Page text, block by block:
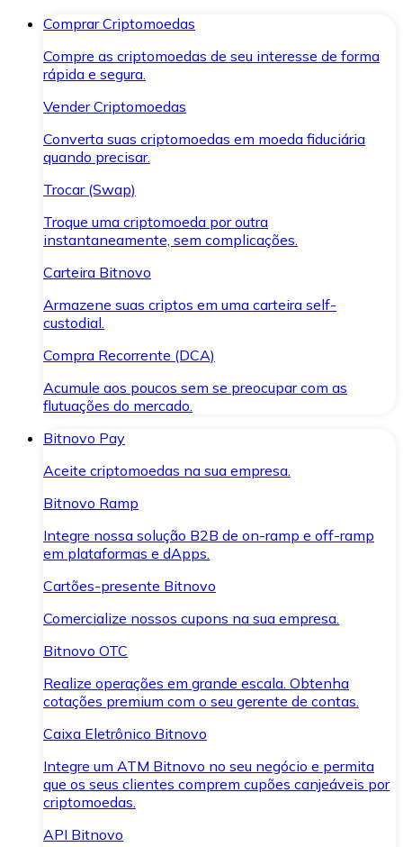
Comprar Criptomoedas
Compre as criptomoedas de seu interesse de forma
rápida e segura.
Vender Criptomoedas
Converta suas criptomoedas em moeda fiduciária
quando precisar.
Trocar (Swap)
Troque uma criptomoeda por outra
instantaneamente, sem complicações.
Carteira Bitnovo
Armazene suas criptos em uma carteira self-
custodial.
Compra Recorrente (DCA)
Acumule aos poucos sem se preocupar com as
flutuações do mercado.
Bitnovo Pay
Aceite criptomoedas na sua empresa.
Bitnovo Ramp
Integre nossa solução B2B de on-ramp e off-ramp
em plataformas e dApps.
Cartões-presente Bitnovo
Comercialize nossos cupons na sua empresa.
Bitnovo OTC
Realize operações em grande escala. Obtenha
cotações premium com o seu gerente de contas.
Caixa Eletrônico Bitnovo
Integre um ATM Bitnovo no seu negócio e permita
que os seus clientes comprem cupões canjeáveis por
criptomoedas.
API Bitnovo